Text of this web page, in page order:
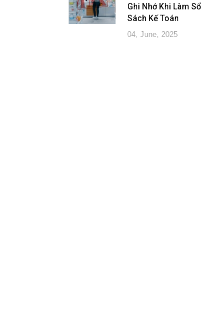
Ghi Nhớ Khi Làm Sổ
Sách Kế Toán
04, June, 2025